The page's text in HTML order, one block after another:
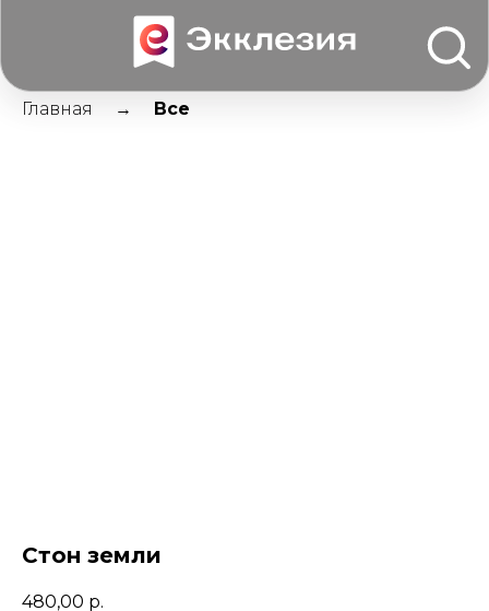
Главная Все
Стон земли
480,00 р.